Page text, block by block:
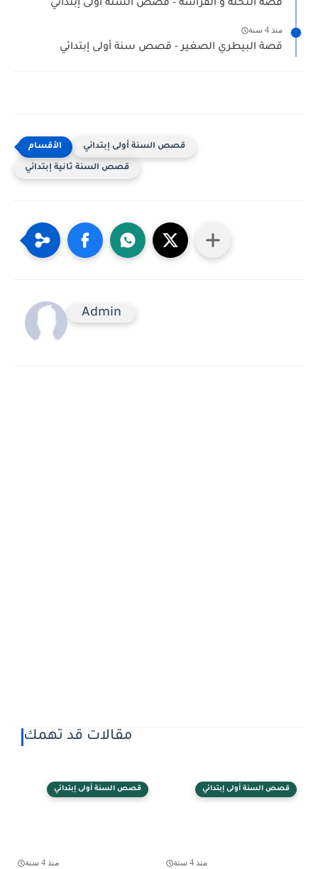
قصة النحلة و الفراشة - قصص السنة أولى إبتدائي
منذ 4 سنة
قصة البيطري الصغير - قصص سنة أولى إبتدائي
قصص السنة أولى إبتدائي
قصص السنة ثانية إبتدائي
Admin
مقالات قد تهمك
قصص السنة أولى إبتدائي
منذ 4 سنة
قصص السنة أولى إبتدائي
منذ 4 سنة